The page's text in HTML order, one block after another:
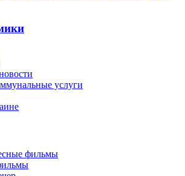
услуги
фильмы